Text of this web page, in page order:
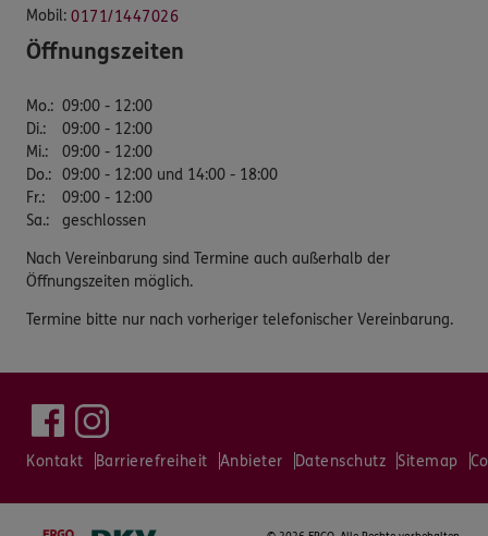
Mobil: 0171/1447026
Öffnungszeiten
Mo.: 09:00 - 12:00
Di.:
09:00 - 12:00
Mi.:
09:00 - 12:00
Do.: 09:00 - 12:00 und 14:00 - 18:00
Fr.:
09:00 - 12:00
Sa.: geschlossen
Nach Vereinbarung sind Termine auch außerhalb der
Öffnungszeiten möglich.
Termine bitte nur nach vorheriger telefonischer Vereinbarung.
Kontakt Barrierefreiheit Anbieter Datenschutz Sitemap